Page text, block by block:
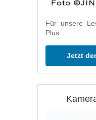
Für unsere
Plus.
Jetzt